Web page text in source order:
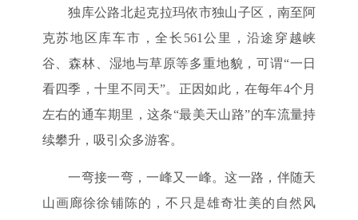
独库公路北起克拉玛依市独山子区，南至阿
克苏地区库车市，全长561公里，沿途穿越峡
谷、森林、湿地与草原等多重地貌，可谓“一日
看四季，十里不同天”。正因如此，在每年4个月
左右的通车期里，这条“最美天山路”的车流量持
续攀升，吸引众多游客。
一弯接一弯，一峰又一峰。这一路，伴随天
山画廊徐徐铺陈的，不只是雄奇壮美的自然风